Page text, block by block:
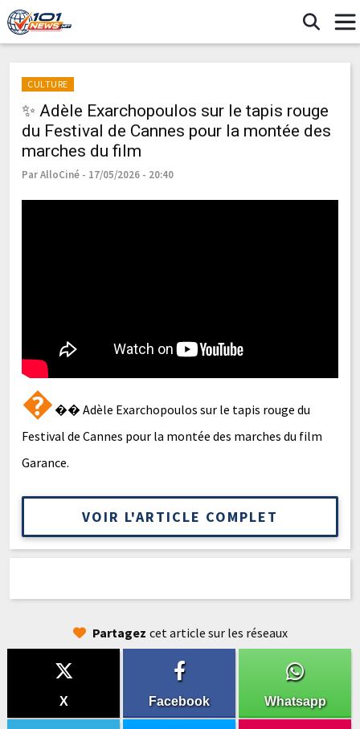
CULTURE
✨ Adèle Exarchopoulos sur le tapis rouge
du Festival de Cannes pour la montée des
marches du film
Par AlloCiné - 17/05/2026 - 20:40
��� Adèle Exarchopoulos sur le tapis rouge du
Festival de Cannes pour la montée des marches du film
Garance.
VOIR L'ARTICLE COMPLET
Partagez cet article sur les réseaux
X Facebook Whatsapp